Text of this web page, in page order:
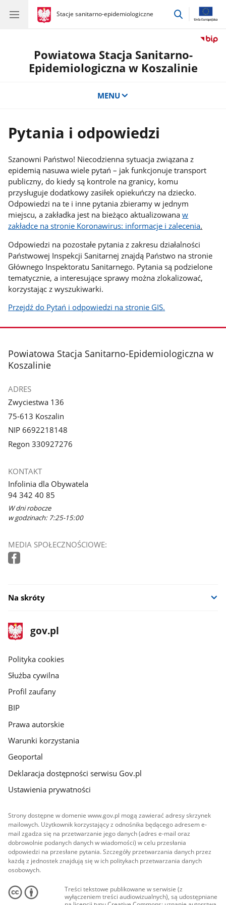
gov.pl
Stacje sanitarno-epidemiologiczne
gov.pl
Stacje
przejdź
Powiatowa Stacja Sanitarno-
Epidemiologiczna w Koszalinie
MENU
Pytania i odpowiedzi
Szanowni Państwo! Niecodzienna sytuacja związana z
epidemią nasuwa wiele pytań – jak funkcjonuje transport
publiczny, do kiedy są kontrole na granicy, komu
przysługuje dodatkowy zasiłek opiekuńczy na dziecko.
Odpowiedzi na te i inne pytania zbieramy w jednym
miejscu, a zakładka jest na bieżąco aktualizowanaw
zakładce na stronie Koronawirus: informacje i zalecenia.
Odpowiedzi na pozostałe pytania z zakresu działalności
Państwowej Inspekcji Sanitarnej znajdą Państwo na stronie
Głównego Inspektoratu Sanitarnego. Pytania są podzielone
tematycznie, a interesujące sprawy można zlokalizować,
korzystając z wyszukiwarki.
Przejdź do Pytań i odpowiedzi na stronie GIS.
stopka
Powiatowa Stacja Sanitarno-Epidemiologiczna w
Koszalinie
ADRES
Zwyciestwa 136
75-613 Koszalin
NIP 6692218148
Regon 330927276
KONTAKT
Infolinia dla Obywatela
94 342 40 85
W dni robocze
w godzinach: 7:25-15:00
MEDIA SPOŁECZNOŚCIOWE:
Na skróty
stopka
gov.pl
Strona
gov.pl
gov.pl
Polityka cookies
Służba cywilna
Profil zaufany
BIP
Prawa autorskie
Warunki korzystania
Geoportal
Deklaracja dostępności serwisu Gov.pl
Ustawienia prywatności
Strony dostępne w domenie www.gov.pl mogą zawierać adresy skrzynek
mailowych. Użytkownik korzystający z odnośnika będącego adresem e-
mail zgadza się na przetwarzanie jego danych (adres e-mail oraz
dobrowolnie podanych danych w wiadomości) w celu przesłania
odpowiedzi na przesłane pytania. Szczegóły przetwarzania danych przez
każdą z jednostek znajdują się w ich politykach przetwarzania danych
osobowych.
Treści tekstowe publikowane w serwisie (z
wyłączeniem treści audiowizualnych), są udostępniane